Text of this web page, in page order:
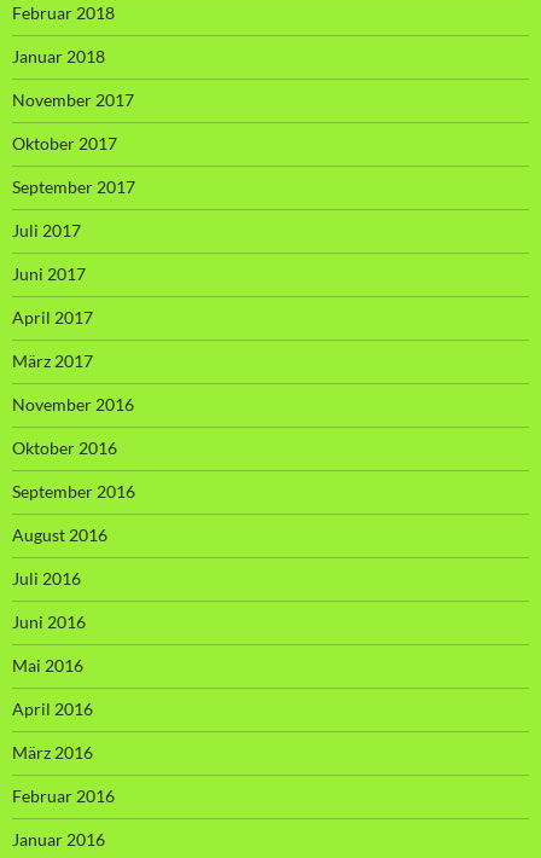
Februar 2018
Januar 2018
November 2017
Oktober 2017
September 2017
Juli 2017
Juni 2017
April 2017
März 2017
November 2016
Oktober 2016
September 2016
August 2016
Juli 2016
Juni 2016
Mai 2016
April 2016
März 2016
Februar 2016
Januar 2016